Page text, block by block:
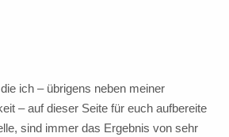
ich – übrigens neben meiner
– auf dieser Seite für euch aufbereite
sind immer das Ergebnis von sehr